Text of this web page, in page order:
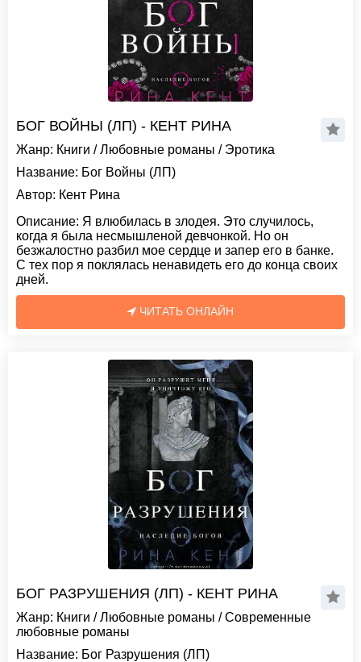
БОГ ВОЙНЫ (ЛП) - КЕНТ РИНА
Жанр: Книги /Любовные романы / Эротика
Название: Бог Войны (ЛП)
Автор: Кент Рина
Описание: Я влюбилась в злодея. Это случилось,
когда я была несмышленой девчонкой. Но он
безжалостно разбил мое сердце и запер его в банке.
С тех пор я поклялась ненавидеть его до конца своих
дней.
ЧИТАТЬ ОНЛАЙН
БОГ РАЗРУШЕНИЯ (ЛП) - КЕНТ РИНА
Жанр: Книги /Любовные романы /Современные
любовные романы
Название: Бог Разрушения (ЛП)